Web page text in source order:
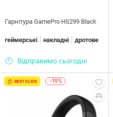
Гарнітура GamePro HS299 Black
геймерські накладні дротове
Відправимо сьогодні
BEST CLICK -15%